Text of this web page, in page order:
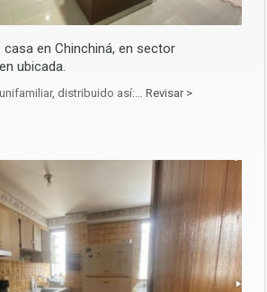
casa en Chinchiná, en sector
ubicada.
distribuido así:… Revisar >